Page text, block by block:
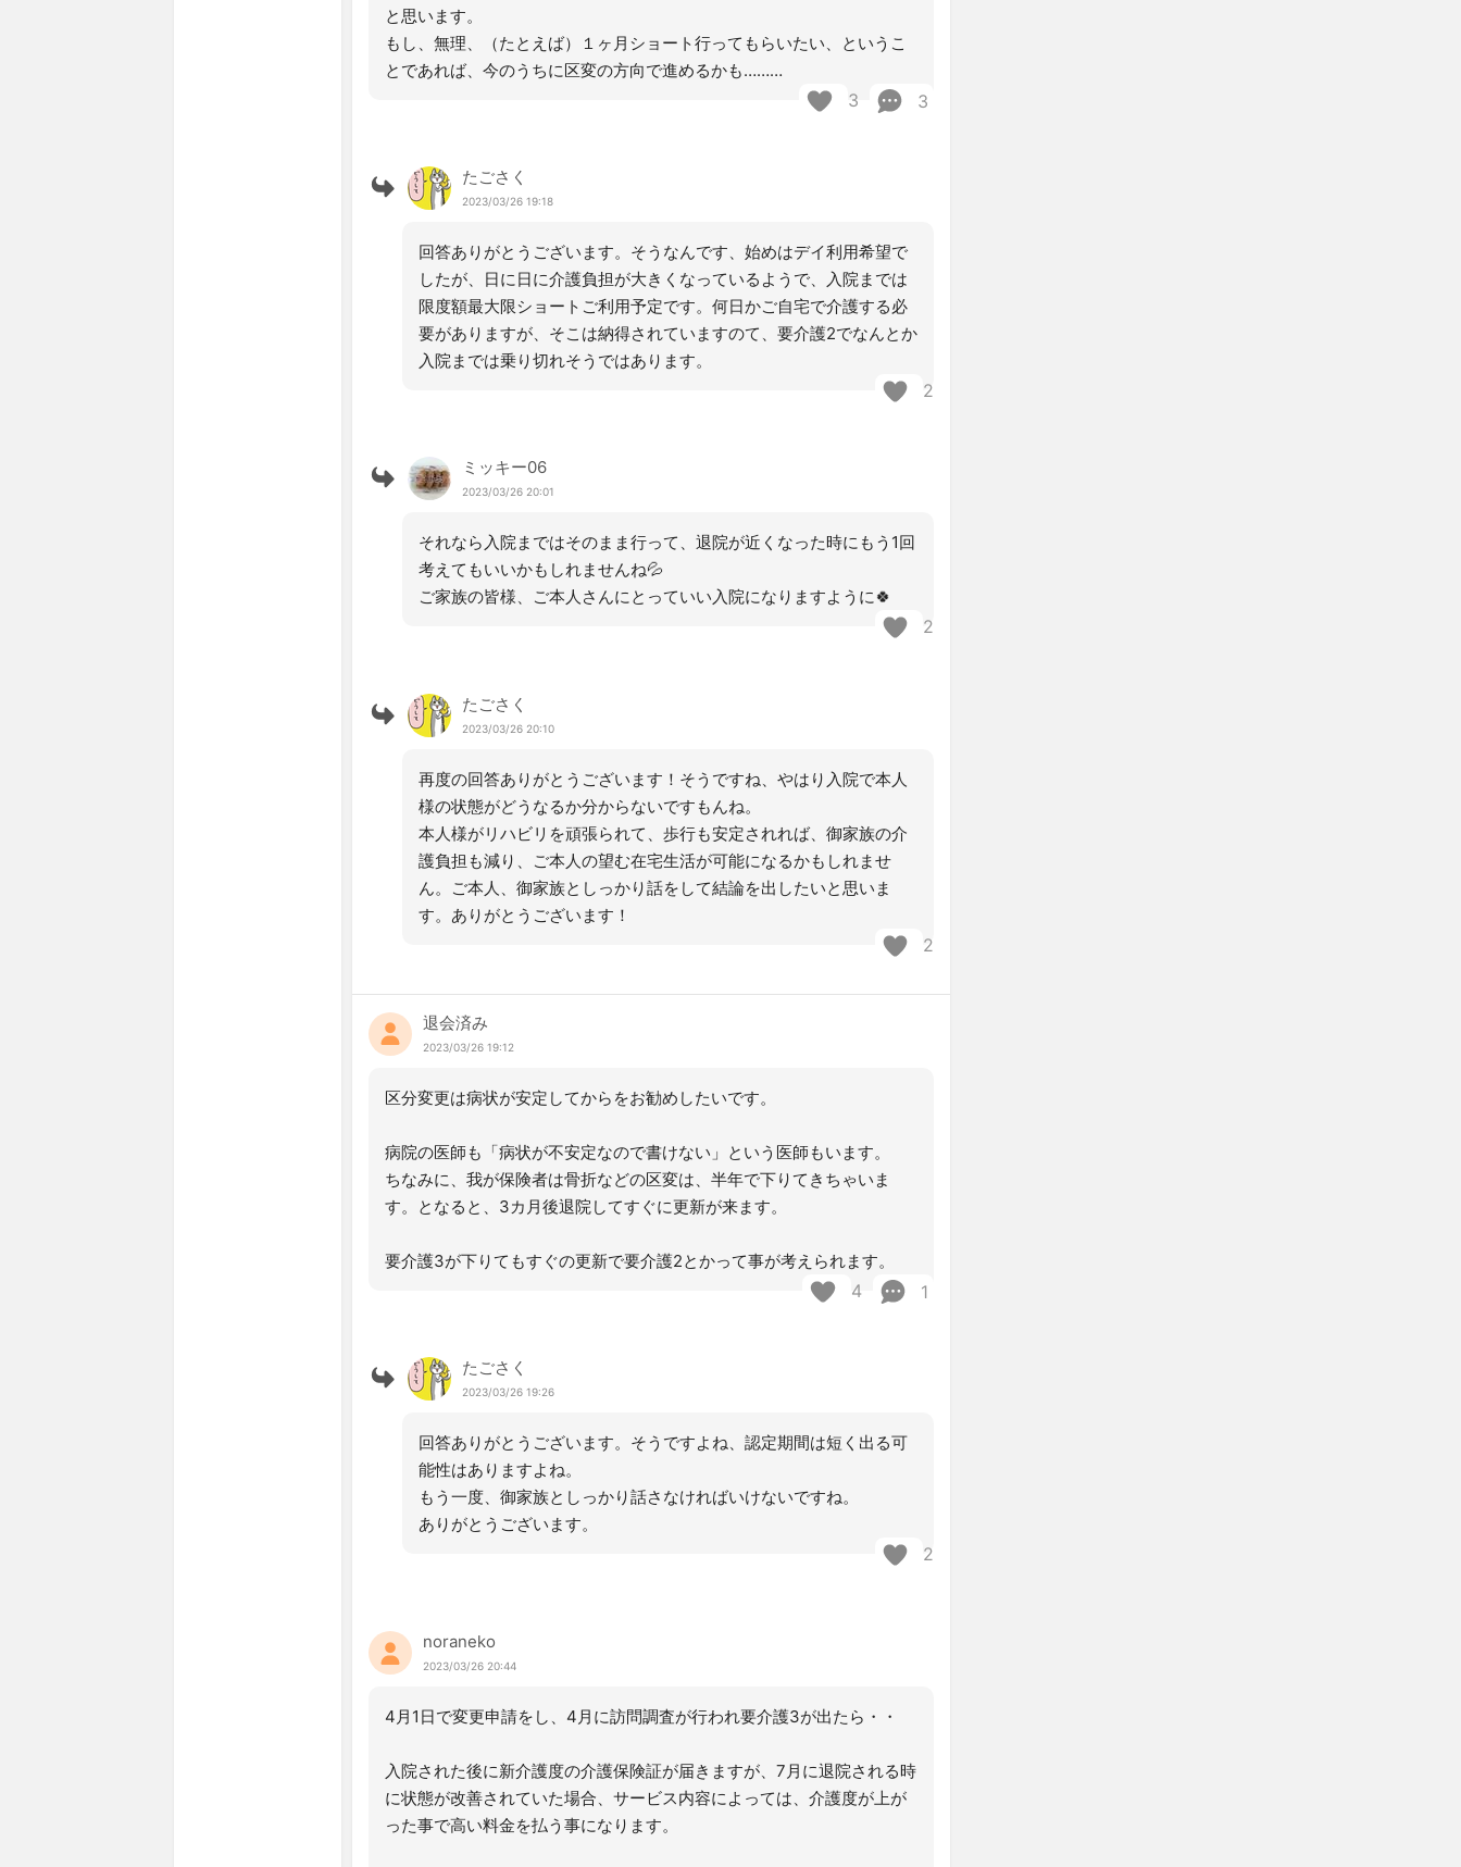
と思います。
もし、無理、（たとえば）１ヶ月ショート行ってもらいたい、というこ
とであれば、今のうちに区変の方向で進めるかも………
3 3
たごさく
2023/03/26 19:18
回答ありがとうございます。そうなんです、始めはデイ利用希望で
したが、日に日に介護負担が大きくなっているようで、入院までは
限度額最大限ショートご利用予定です。何日かご自宅で介護する必
要がありますが、そこは納得されていますのて、要介護2でなんとか
入院までは乗り切れそうではあります。
2
ミッキー06
2023/03/26 20:01
それなら入院まではそのまま行って、退院が近くなった時にもう1回
考えてもいいかもしれませんね💦
ご家族の皆様、ご本人さんにとっていい入院になりますように🍀
2
たごさく
2023/03/26 20:10
再度の回答ありがとうございます！そうですね、やはり入院で本人
様の状態がどうなるか分からないですもんね。
本人様がリハビリを頑張られて、歩行も安定されれば、御家族の介
護負担も減り、ご本人の望む在宅生活が可能になるかもしれませ
ん。ご本人、御家族としっかり話をして結論を出したいと思いま
す。ありがとうございます！
2
退会済み
2023/03/26 19:12
区分変更は病状が安定してからをお勧めしたいです。
病院の医師も「病状が不安定なので書けない」という医師もいます。
ちなみに、我が保険者は骨折などの区変は、半年で下りてきちゃいま
す。となると、3カ月後退院してすぐに更新が来ます。
要介護3が下りてもすぐの更新で要介護2とかって事が考えられます。
4 1
たごさく
2023/03/26 19:26
回答ありがとうございます。そうですよね、認定期間は短く出る可
能性はありますよね。
もう一度、御家族としっかり話さなければいけないですね。
ありがとうございます。
2
noraneko
2023/03/26 20:44
4月1日で変更申請をし、4月に訪問調査が行われ要介護3が出たら・・
入院された後に新介護度の介護保険証が届きますが、7月に退院される時
に状態が改善されていた場合、サービス内容によっては、介護度が上が
った事で高い料金を払う事になります。